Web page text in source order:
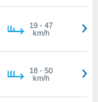
19- 47
km/h
18- 50
km/h